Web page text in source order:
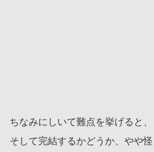
ちなみにしいて難点を挙げると、
そして完結するかどうか、やや怪